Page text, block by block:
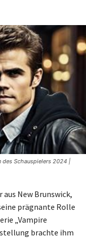
des Schauspielers 2024 |
aus New Brunswick,
prägnante Rolle
„Vampire
brachte ihm